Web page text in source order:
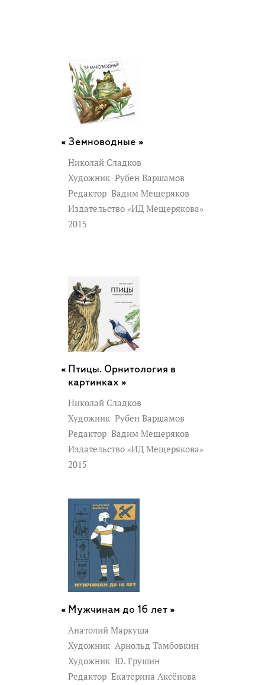
Земноводные »
Николай Сладков
Художник Рубен Варшамов
Редактор Вадим Мещеряков
Издательство «ИД Мещерякова»
2015
Птицы. Орнитология в
картинках »
Николай Сладков
Художник Рубен Варшамов
Редактор Вадим Мещеряков
Издательство «ИД Мещерякова»
2015
Мужчинам до 16 лет »
Анатолий Маркуша
Художник Арнольд Тамбовкин
Художник Ю. Грушин
Редактор Екатерина Аксёнова